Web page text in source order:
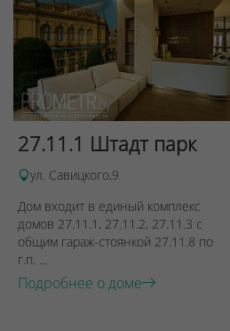
27.11.1 Штадт парк
ул. Савицкого,9
Дом входит в единый комплекс
домов 27.11.1, 27.11.2, 27.11.3 с
общим гараж-стоянкой 27.11.8 по
г.п. ...
Подробнее о доме